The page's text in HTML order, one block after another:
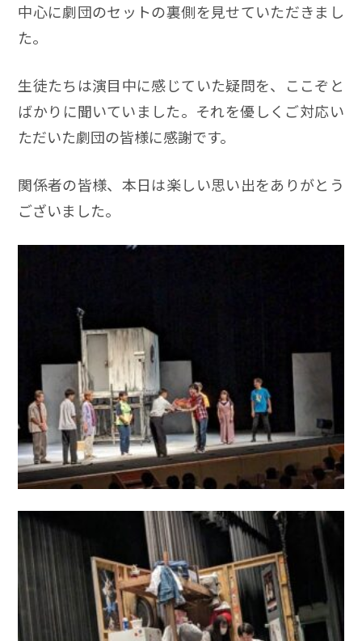
中心に劇団のセットの裏側を見せていただきまし
た。
生徒たちは演目中に感じていた疑問を、ここぞと
ばかりに聞いていました。それを優しくご対応い
ただいた劇団の皆様に感謝です。
関係者の皆様、本日は楽しい思い出をありがとう
ございました。